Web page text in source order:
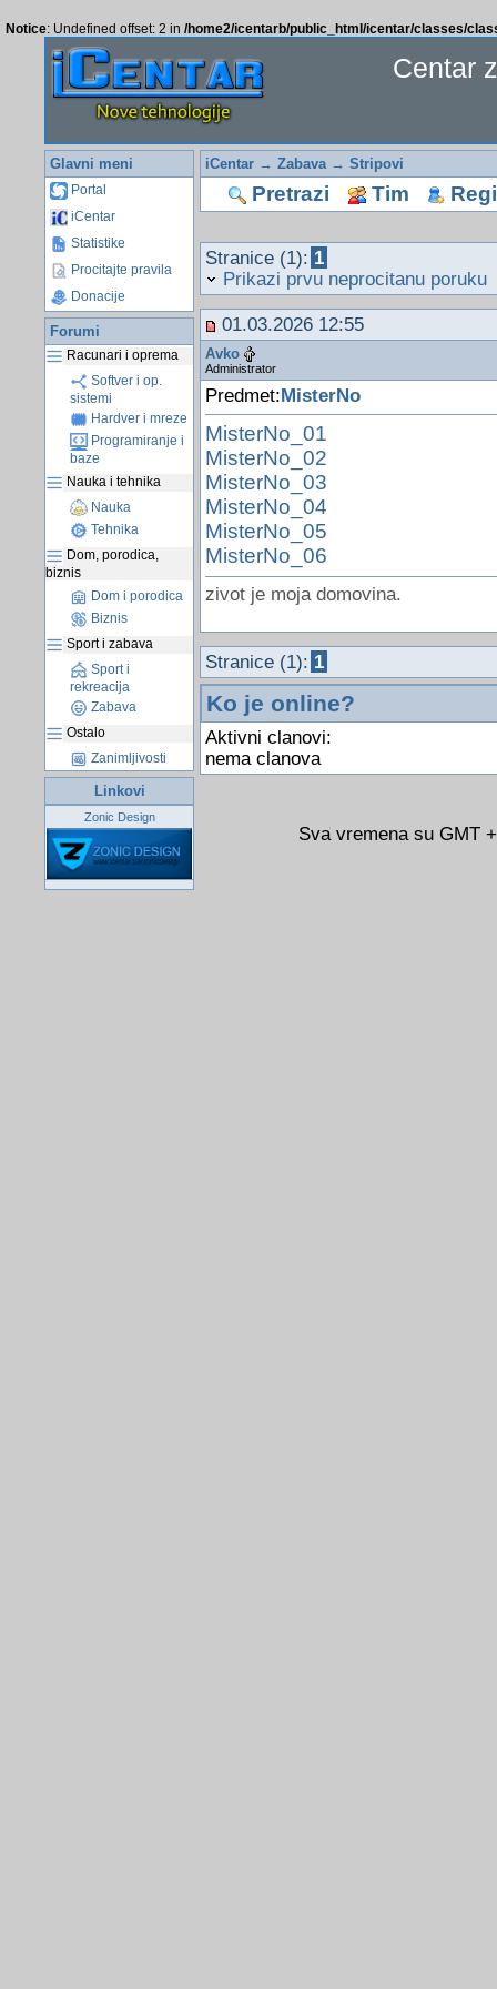
Notice: Undefined offset: 2 in /home2/icentarb/public_html/icentar/classes/
Centar
Glavni meni
Portal
iCentar
Statistike
Procitajte pravila
Donacije
Forumi
Racunari i oprema
Softver i op.
sistemi
Hardver i mreze
Programiranje i
baze
Nauka i tehnika
Nauka
Tehnika
Dom, porodica,
biznis
Dom i porodica
Biznis
Sport i zabava
Sport i
rekreacija
Zabava
Ostalo
Zanimljivosti
Linkovi
Zonic Design
iCentar→ Zabava→ Stripovi
Pretrazi Tim
Stranice (1): 1
Prikazi prvu neprocitanu poruku
01.03.2026 12:55
Avko
Administrator
Predmet: MisterNo
MisterNo_01
MisterNo_02
MisterNo_03
MisterNo_04
MisterNo_05
MisterNo_06
zivot je moja domovina.
Stranice (1): 1
Ko je online?
Aktivni clanovi:
nema clanova
Sva vremena su GMT